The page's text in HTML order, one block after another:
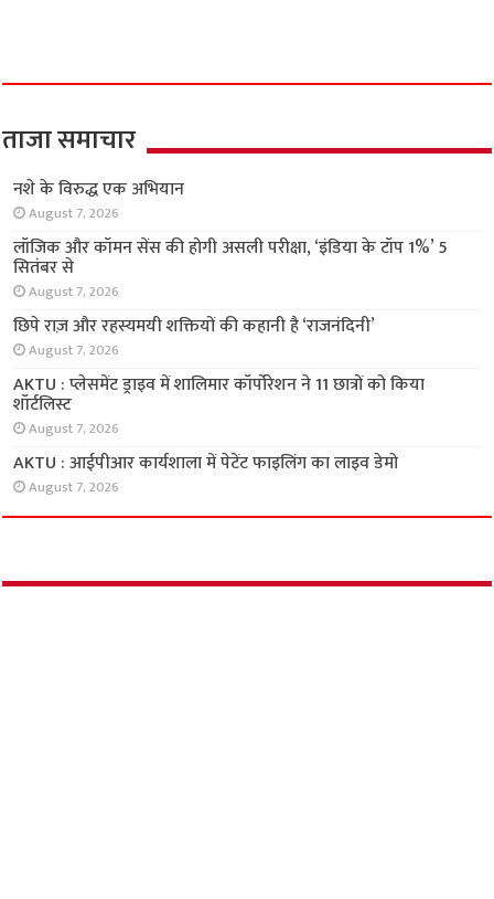
ताजा समाचार
नशे के विरुद्ध एक अभियान
August 7, 2026
लॉजिक और कॉमन सेंस की होगी असली परीक्षा, ‘इंडिया के टॉप 1%’ 5
सितंबर से
August 7, 2026
छिपे राज़ और रहस्यमयी शक्तियों की कहानी है ‘राजनंदिनी’
August 7, 2026
AKTU : प्लेसमेंट ड्राइव में शालिमार कॉर्पोरेशन ने 11 छात्रों को किया
शॉर्टलिस्ट
August 7, 2026
AKTU : आईपीआर कार्यशाला में पेटेंट फाइलिंग का लाइव डेमो
August 7, 2026